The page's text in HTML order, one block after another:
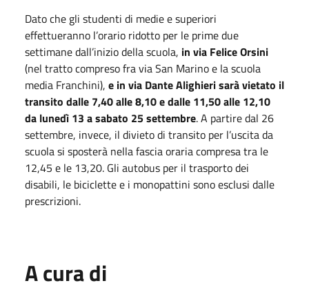
Dato che gli studenti di medie e superiori
effettueranno l’orario ridotto per le prime due
settimane dall’inizio della scuola, in via Felice Orsini
(nel tratto compreso fra via San Marino e la scuola
media Franchini), e in via Dante Alighieri sarà vietato il
transito dalle 7,40 alle 8,10 e dalle 11,50 alle 12,10
da lunedì 13 a sabato 25 settembre. A partire dal 26
settembre, invece, il divieto di transito per l’uscita da
scuola si sposterà nella fascia oraria compresa tra le
12,45 e le 13,20. Gli autobus per il trasporto dei
disabili, le biciclette e i monopattini sono esclusi dalle
prescrizioni.
A cura di